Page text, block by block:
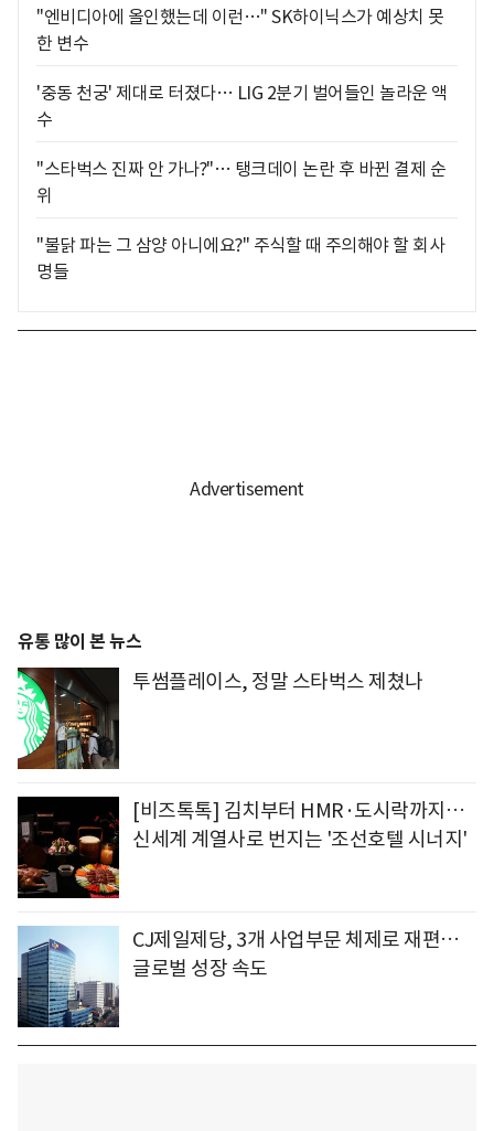
"엔비디아에 올인했는데 이런…" SK하이닉스가 예상치 못
한 변수
'중동 천궁' 제대로 터졌다… LIG 2분기 벌어들인 놀라운 액
수
"스타벅스 진짜 안 가나?"… 탱크데이 논란 후 바뀐 결제 순
위
"불닭 파는 그 삼양 아니에요?" 주식할 때 주의해야 할 회사
명들
유통 많이 본 뉴스
투썸플레이스, 정말 스타벅스 제쳤나
[비즈톡톡] 김치부터 HMR·도시락까지…
신세계 계열사로 번지는 '조선호텔 시너지'
CJ제일제당, 3개 사업부문 체제로 재편…
글로벌 성장 속도